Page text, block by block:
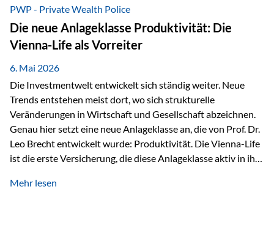
Mäder gesammelt werden konnten. Die anspruchsvolle
Strecke mit rund 4,8 Kilometern und 680 Höhenmetern
stellte die Teilnehmerinnen und Teilnehmer vor eine
sportliche Herausforderung. Doch…
PWP - Private Wealth Police
Die neue Anlageklasse Produktivität: Die
Vienna-Life als Vorreiter
6. Mai 2026
Die Investmentwelt entwickelt sich ständig weiter. Neue
Trends entstehen meist dort, wo sich strukturelle
Veränderungen in Wirtschaft und Gesellschaft abzeichnen.
Genau hier setzt eine neue Anlageklasse an, die von Prof. Dr.
Leo Brecht entwickelt wurde: Produktivität. Die Vienna-Life
ist die erste Versicherung, die diese Anlageklasse aktiv in ihre
Vorreiter. Warum auf das Thema Produktivität setzen? Die
Mehr lesen